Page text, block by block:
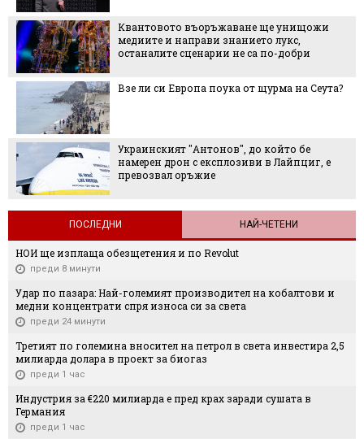
Квантовото въоръжаване ще унищожи
медиите и направи знанието лукс,
останалите сценарии не са по-добри
Взе ли си Европа поука от щурма на Сеута?
Украинският "Антонов", до който бе
намерен дрон с експлозиви в Лайпциг, е
превозвал оръжие
ПОСЛЕДНИ НАЙ-ЧЕТЕНИ
НОИ ще изплаща обезщетения и по Revolut
преди 8 минути
Удар по пазара: Най-големият производител на кобалтови и
медни концентрати спря износа си за света
преди 24 минути
Третият по големина вносител на петрол в света инвестира 2,5
милиарда долара в проект за биогаз
преди 1 час
Индустрия за €220 милиарда е пред крах заради сушата в
Германия
преди 1 час